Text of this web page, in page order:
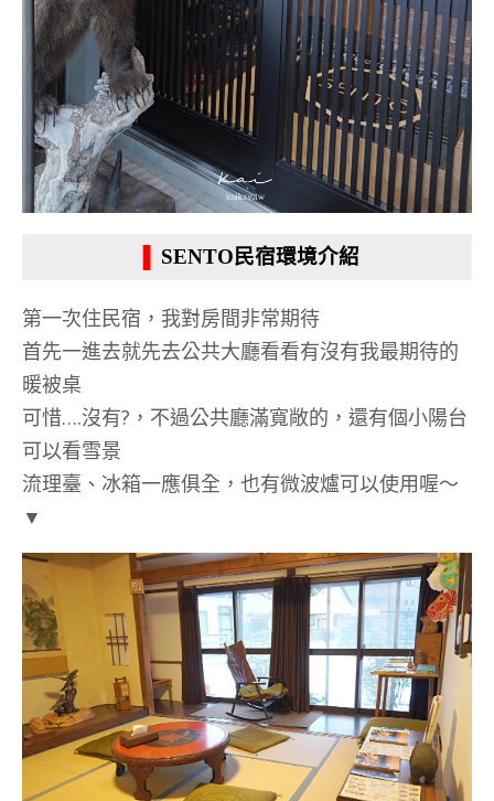
SENTO民宿環境介紹
第一次住民宿，我對房間非常期待
首先一進去就先去公共大廳看看有沒有我最期待的
暖被桌
可惜….沒有?，不過公共廳滿寬敞的，還有個小陽台
可以看雪景
流理臺、冰箱一應俱全，也有微波爐可以使用喔～
▼